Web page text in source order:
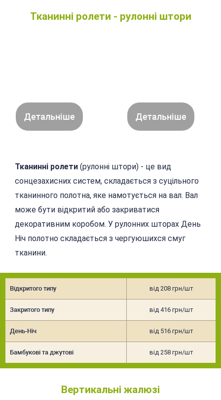
Тканинні ролети - рулонні штори
Детальніше Детальніше
Тканинні ролети (рулонні штори) - це вид
сонцезахисних систем, складається з суцільного
тканинного полотна, яке намотується на вал. Вал
може бути відкритий або закриватися
декоративним коробом. У рулонних шторах День
Ніч полотно складається з чергуюшихся смуг
тканини.
Відкритого типу від 208 грн/шт
Закритого типу від 416 грн/шт
День-Ніч від 516 грн/шт
Бамбукові та джутові від 258 грн/шт
Вертикальні жалюзі